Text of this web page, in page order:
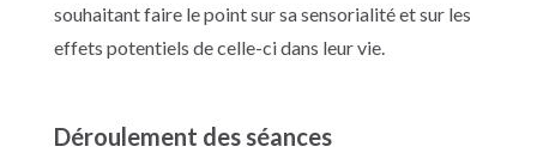
souhaitant faire le point sur sa sensorialité et sur les
effets potentiels de celle-ci dans leur vie.
Déroulement des séances